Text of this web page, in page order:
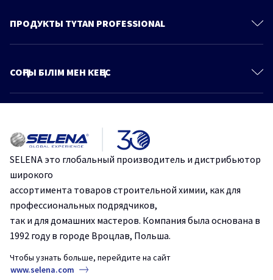
О Компании
Знания и советы
ПРОДУКТЫ TYTAN PROFESSIONAL
Пено-Клеи
Клеи для напольных покрытий
Ленты и стрейч-пленки
Крепежи
Аэрозольные краски и грунтовки
Продукты для древесины
Защитные и чистящие средства
Сопутствующие товары
СОҢҒЫ БІЛІМ МЕН КЕҢЕС
Больше статей
Эффективное и быстрое склеивание с помощью одного
продукта.
Защититесь от плесени и грибка на срок до 10 лет.
Пено-клеи – основа безопасности в строительстве.
SELENA это глобальный производитель и дистрибьютор
широкого
ассортимента товаров строительной химии, как для
профессиональных подрядчиков,
так и для домашних мастеров. Компания была основана в
1992 году в городе Вроцлав, Польша.
Чтобы узнать больше, перейдите на сайт
www.selena.com